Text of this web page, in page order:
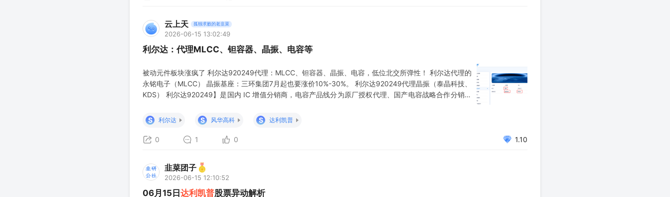
云上天 孤独求败的老韭菜
2026-06-15 13:02:49
利尔达：代理MLCC、钽容器、晶振、电容等
被动元件板块涨疯了 利尔达920249代理：MLCC、钽容器、晶振、电容，低位北交所弹性！ 利尔达代理的
永铭电子（MLCC） 晶振基座：三环集团7月起也要涨价10%-30%。 利尔达920249代理晶振（泰晶科技、
KDS） 利尔达920249】是国内 IC 增值分销商，电容产品线分为原厂授权代理、国产电容战略合作分销两
消费级贴片钽电容；产品线覆盖低 ESR、小型化钽电容，适配电源、物联网、汽车电子
S 利尔达 S 风华高科 S 达利凯普
0 1 0 1.10
韭菜团子
2026-06-15 12:10:52
06月15日 达利凯普股票异动解析